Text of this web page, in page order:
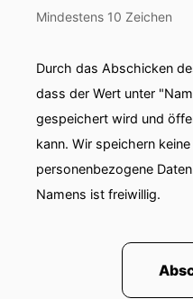
Mindestens 10 Zeichen
Durch das Abschicken
dass der Wert unter
gespeichert wird und
kann. Wir speichern
personenbezogene
Namens ist freiwillig.